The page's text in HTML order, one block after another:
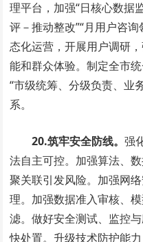
理平台，加强“日核心数据
评－推动整改”“月用户咨
态化运营，开展用户调研
能和群众体验。制定全市
“市级统筹、分级负责、业
系。
20.筑牢安全防线。强
法自主可控。加强算法、
聚关联引发风险。加强网
理。加强数据准入审核、
滤。做好安全测试、监控
快处置。升级技术防护能